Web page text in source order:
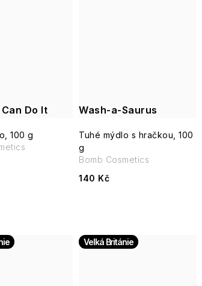
Do It
100 g
Wash-a-Saurus
Tuhé mýdlo s hračkou, 100
g
140 Kč
Bomb Cosmetics
Velká Británie